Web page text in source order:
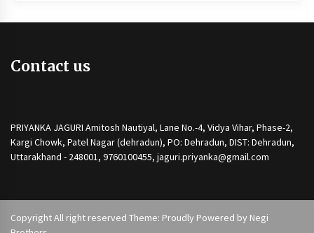
Contact us
PRIYANKA JAGURI Amitosh Nautiyal, Lane No.-4, Vidya Vihar, Phase-2,
Kargi Chowk, Patel Nagar (dehradun), PO: Dehradun, DIST: Dehradun,
Uttarakhand - 248001, 9760100455, jaguri.priyanka@gmail.com
Copyright All right reserved Theme: Proudly Powered by Negi